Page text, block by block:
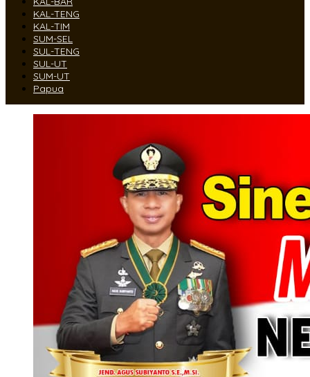
KAL-TENG
KAL-TIM
SUM-SEL
SUL-TENG
SUL-UT
SUM-UT
Papua